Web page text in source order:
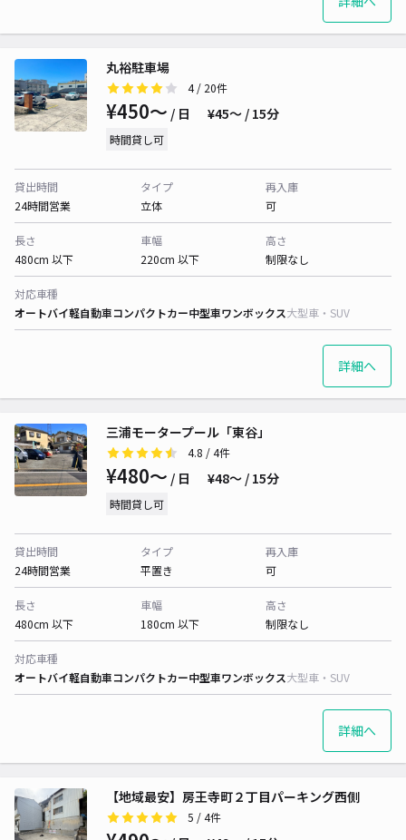
丸裕駐車場
4/ 20件
¥450〜 / 日 ¥45〜 / 15分
時間貸し可
貸出時間
24時間営業
タイプ
立体
再入庫
可
長さ
480cm 以下
車幅
220cm 以下
高さ
制限なし
対応車種
オートバイ軽自動車コンパクトカー中型車ワンボックス大型車・SUV
詳細へ
三浦モータープール「東谷」
4.8 / 4件
¥480〜 / 日 ¥48〜 / 15分
時間貸し可
貸出時間
24時間営業
タイプ
平置き
再入庫
可
長さ
480cm 以下
車幅
180cm 以下
高さ
制限なし
対応車種
オートバイ軽自動車コンパクトカー中型車ワンボックス大型車・SUV
詳細へ
【地域最安】房王寺町２丁目パーキング西側
5 / 4件